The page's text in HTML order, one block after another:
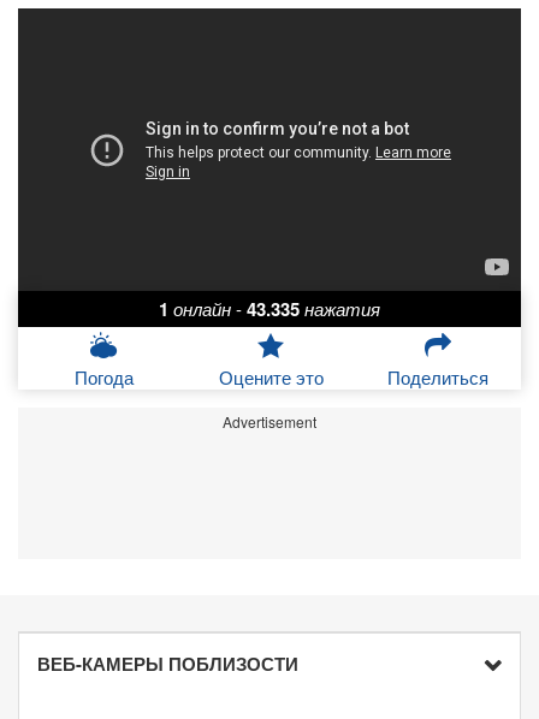
1 онлайн-43.335нажатия
Погода Оцените это Поделиться
Advertisement
ВЕБ-КАМЕРЫ ПОБЛИЗОСТИ